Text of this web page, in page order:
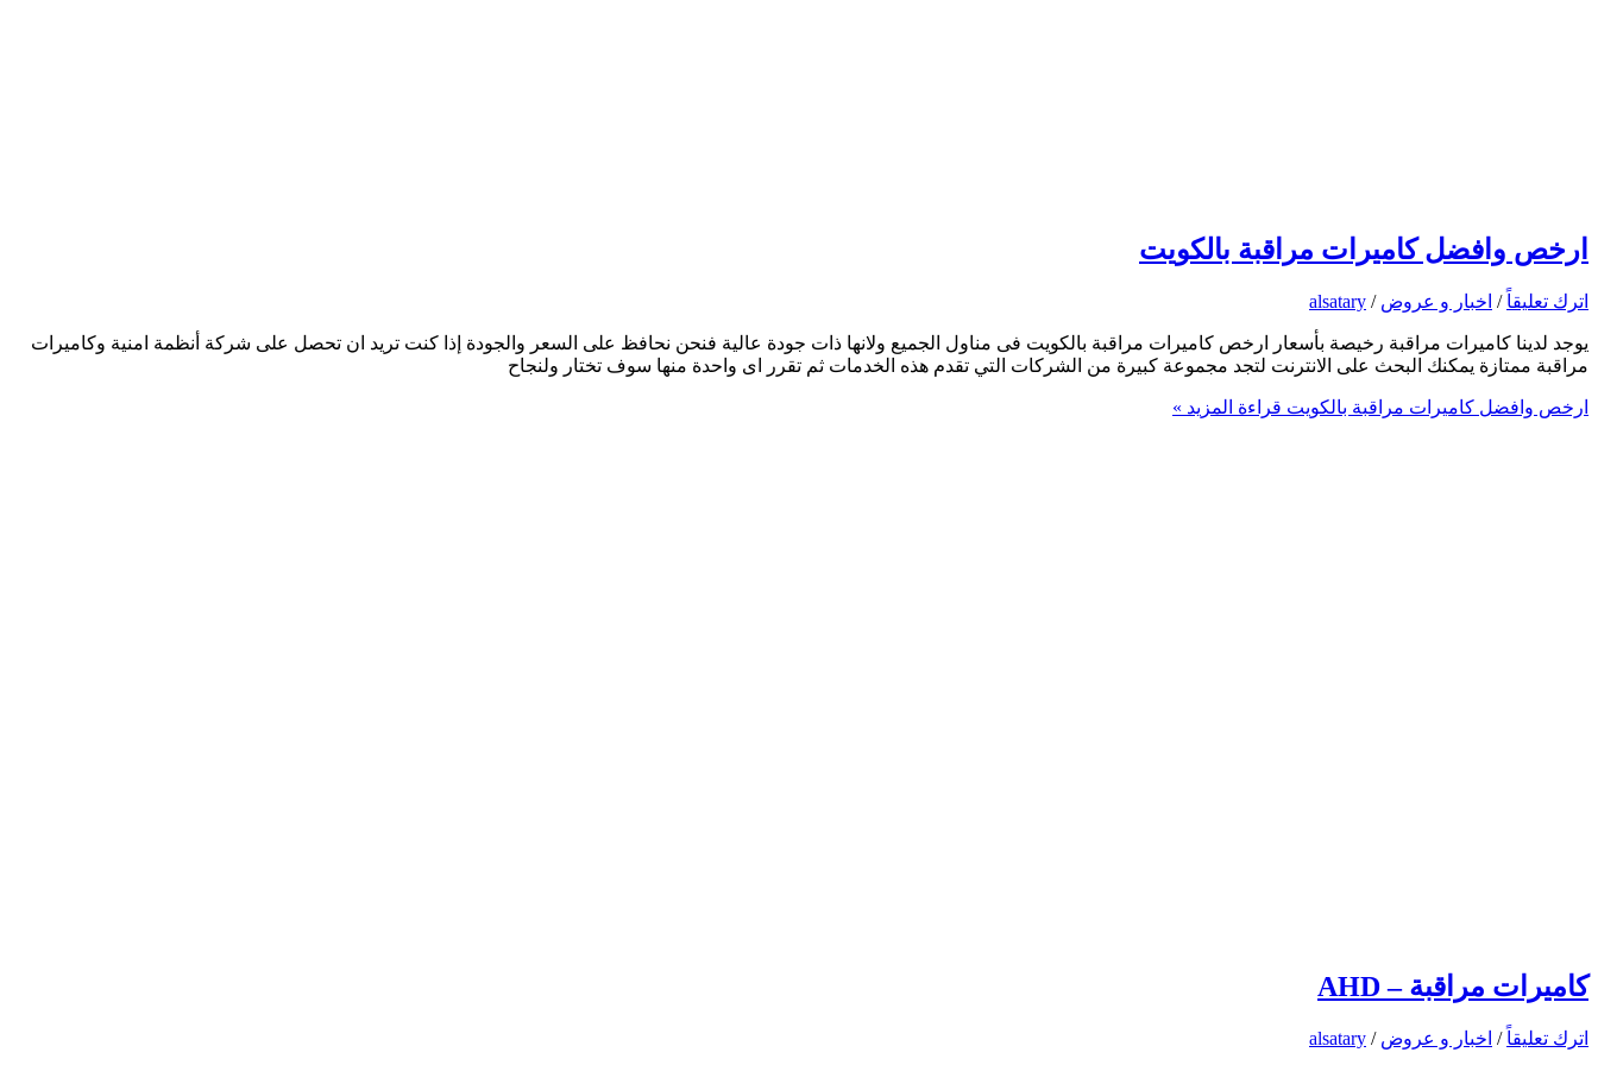
ارخص وافضل كاميرات مراقبة بالكويت
اترك تعليقاً / اخبار و عروض /
alsatary
يوجد لدينا كاميرات مراقبة رخيصة بأسعار ارخص كاميرات مراقبة بالكويت فى مناول الجميع ولانها ذات جودة عالية فنحن نحافظ على السعر والجودة إذا كنت تريد ان تحصل على شركة أنظمة امنية وكاميرات
مراقبة ممتازة يمكنك البحث على الانترنت لتجد مجموعة كبيرة من الشركات التي تقدم هذه الخدمات ثم تقرر اى واحدة منها سوف تختار ولنجاح
ارخص وافضل كاميرات مراقبة بالكويت قراءة المزيد »
كاميرات مراقبة – AHD
اترك تعليقاً / اخبار و عروض /
alsatary